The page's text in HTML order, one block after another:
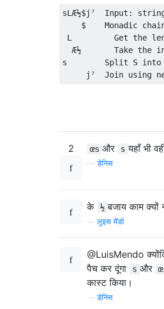
sLÆ½$j⁷  Input:
$    Monadic
L         Get the
Æ½       Take the
s        Split S into
2 œs और s यहाँ भी
—डेनिस
के ½ बजाय काम क्यों
—लुइस मेंडो
@LuisMendo
पैच कर दूंगा
s और
कास्ट किया।
—डेनिस